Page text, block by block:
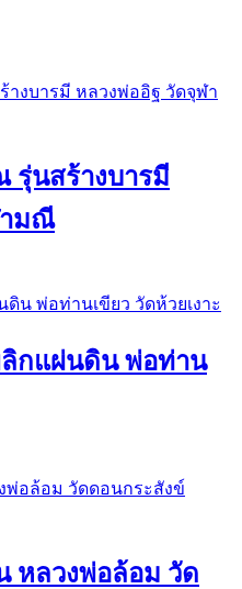
รุ่นสร้างบารมี
ามณี
กแผ่นดิน พ่อท่าน
หลวงพ่อล้อม วัด